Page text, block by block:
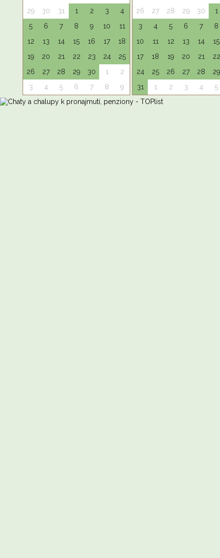
29
30 31 1 2 3
4
5
6 7 8 9 10
11
12
13 14 15 16 17
18
19
20 21 22 23 24
25
26
27 28 29 30 1
2
3
4 5 6 7 8 9
26
27 28 29 30
1
3
4 5 6 7
8
10
11 12 13 14
15
17
18 19 20 21
22
24
25 26 27 28
29
31
1 2 3 4 5